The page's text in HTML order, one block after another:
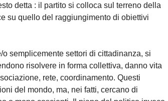
detta : il partito si colloca sul terreno della
su quello del raggiungimento di obiettivi
semplicemente settori di cittadinanza, si
risolvere in forma collettiva, danno vita
rete, coordinamento. Questi
del mondo, ma, nei fatti, cercano di